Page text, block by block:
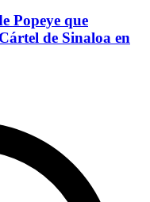
Popeye que
de Sinaloa en